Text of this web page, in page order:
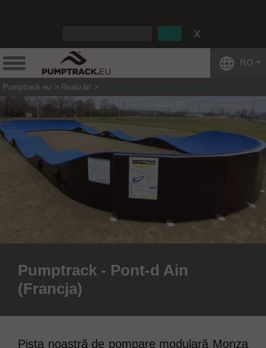
RO
Pumptrack.eu Realizări Pumptrack - Pont-d Ain (Francja)
Pumptrack - Pont-d Ain
(Francja)
Pista noastră de pompare modulară Monza